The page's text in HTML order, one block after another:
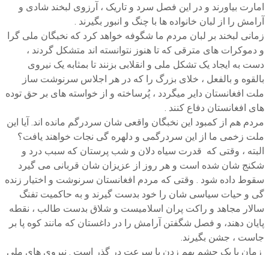
امارت بیاورند و در این فصل سرد و تاریک ، آرزوی لبخند شادی و
آرامش را از لبان خانواده ها با چنگ و انبور بگیرند .
زمانی لبخند بر لبان مردم ما شگوفه خواهد کرد که نخبگان ملی گرا
و دموکرات های مترقی که تا هنوز نتوانسته اند متشکل گردند ،
دست به ایجاد یک تشکل ملی و انقلابی بزنند تا بمثابه یک نیروی
بالقوه و بالفعل ، خلای بزرگ را که در هر اجلاس سرنوشت ساز
ملت افغانستان دایر میگردد ، پُرساخته و از خواسته های بر حق توده
های افغانستان دفاع کنند .
مردم هم از کمبود این نخبگان واقعی شان سردرگم مانده اند. آیا این
ملت زخمی ما از این سردرگمی و دلهره گی نجات خواهند یافت؟
البته ، وقتی که قدرت سیاه دلان و شب پرستان که سبب درد و
شکنج شان شده است و هر روز از عزیزان شان قربانی می گیرد
سقوط داده شود . وقتی که مردم افغانستان سرنوشت و اختیار زنده
گی و حیات سیاسی شان را خود بدست گیرند و به حاکمیت تفنگ
سالار مجاهد و راکت پران اسلامیست و شلاق بدست طالب ، نقطه
پایان دهند، و فصل شگفتن آرامش را در داغستان که مانند کوه پا بر
جاست ، جشن بگیرند.
زمان با یک چشم بهم زدن با سرعت در گذر است . نیروی های ملی